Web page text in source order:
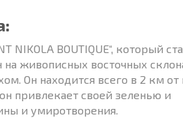
BOUTIQUE“, который
живописных восточных
Он находится всего в 2 км от
привлекает своей зеленью и
и умиротворения.